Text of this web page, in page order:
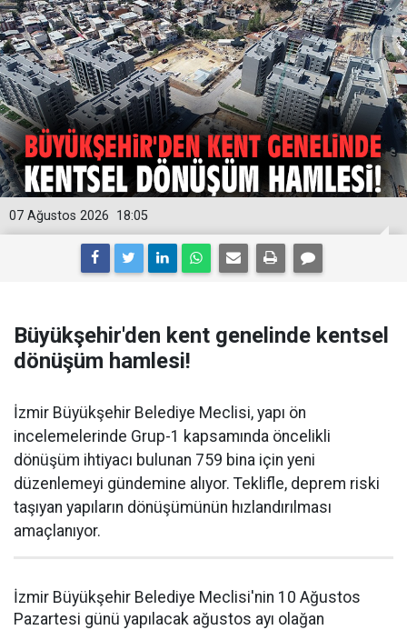
18:05
07 Ağustos 2026
Büyükşehir'den kent genelinde kentsel
dönüşüm hamlesi!
İzmir Büyükşehir Belediye Meclisi, yapı ön
incelemelerinde Grup-1 kapsamında öncelikli
dönüşüm ihtiyacı bulunan 759 bina için yeni
düzenlemeyi gündemine alıyor. Teklifle, deprem riski
taşıyan yapıların dönüşümünün hızlandırılması
amaçlanıyor.
İzmir Büyükşehir Belediye Meclisi'nin 10 Ağustos
Pazartesi günü yapılacak ağustos ayı olağan